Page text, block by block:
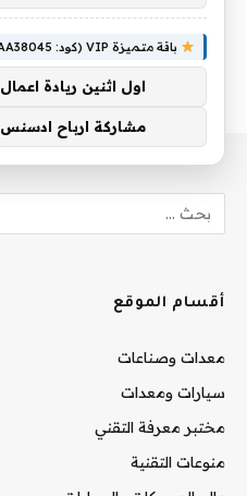
أقسام الموقع
معدات وصناعات
سيارات ومعدات
مختبر معرفة التقني
منوعات التقنية
باقة متميزة VIP (كود: AA38045):
اول اثنين ريادة اعمال
مشاركة ارباح ادسنس